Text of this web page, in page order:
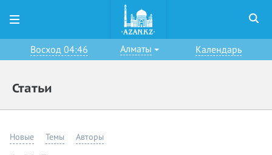
Восход 04:46 Алматы Календарь
Статьи
Новые Темы Авторы